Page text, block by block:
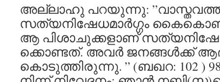
അല്ലാഹു പറയുന്നു:
സത്യനിഷേധമാർഗ്ഗം
ആ പിശാചുക്കളാണ്
ക്കൊണ്ടത്. അവർ ജനങ്ങൾക്ക്
കൊടുത്തിരുന്നു. ” (ബഖറ: 102 )